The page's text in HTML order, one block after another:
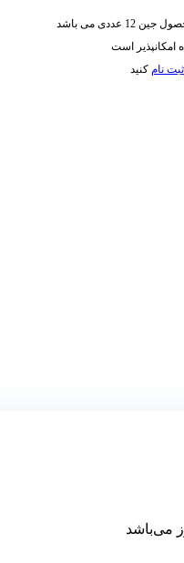
می باشد
است
ثبت نام کنید
می‌باشد